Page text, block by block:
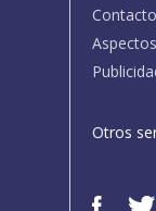
Contacto
Otros